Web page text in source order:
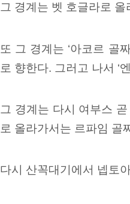
그 경계는 벳 호글라로 올
또 그 경계는 ‘아코르 골
로 향한다. 그러고 나서 ‘
그 경계는 다시 여부스
로 올라가서는 르파임 골
다시 산꼭대기에서 넵토